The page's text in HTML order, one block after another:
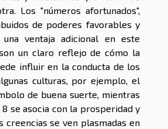
Los "números afortunados",
de poderes favorables y
ventaja adicional en este
un claro reflejo de cómo la
influir en la conducta de los
culturas, por ejemplo, el
de buena suerte, mientras
se asocia con la prosperidad y
creencias se ven plasmadas en